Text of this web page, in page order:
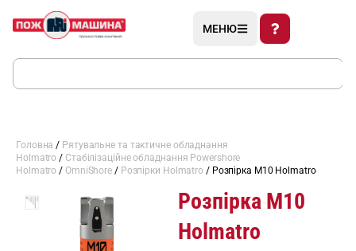
МЕНЮ
Головна / Рятувальне та тактичне обладнання
Holmatro / Стабілізаційне обладнання Powershore
Holmatro / OmniShore / Розпірки Holmatro / Розпірка М10 Holmatro
Розпірка М10
Holmatro